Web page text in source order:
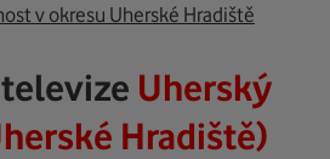
v okresu Uherské Hradiště
Uherský
Hradiště)